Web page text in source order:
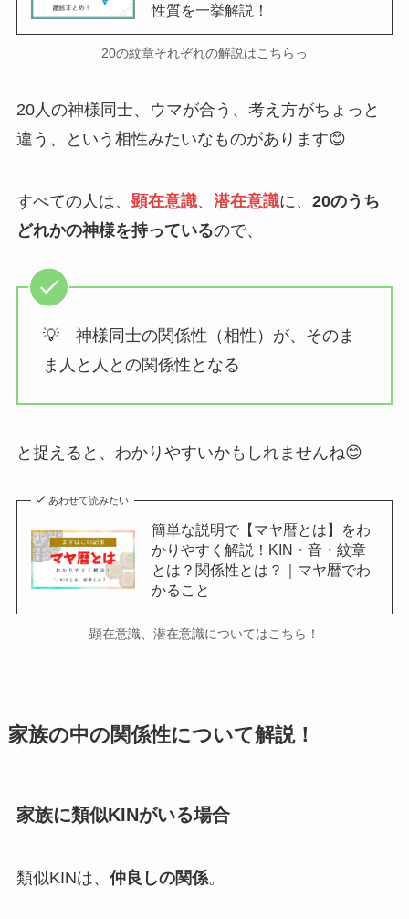
性質を一挙解説！
20の紋章それぞれの解説はこちらっ
20人の神様同士、ウマが合う、考え方がちょっと
違う、という相性みたいなものがあります😊
すべての人は、 顕在意識、 潜在意識に、 20のうち
どれかの神様を持っているので、
💡 神様同士の関係性（相性）が、そのま
ま人と人との関係性となる
と捉えると、わかりやすいかもしれませんね😊
あわせて読みたい
簡単な説明で【マヤ暦とは】をわ
かりやすく解説！KIN・音・紋章
とは？関係性とは？｜マヤ暦でわ
かること
顕在意識、潜在意識についてはこちら！
家族の中の関係性について解説！
家族に類似KINがいる場合
類似KINは、 仲良しの関係。